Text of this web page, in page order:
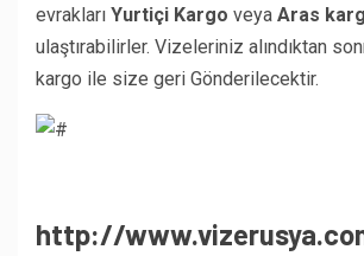
evrakları Yurtiçi Kargo veya Aras
ulaştırabilirler. Vizeleriniz alındıktan
kargo ile size geri Gönderilecektir.
http://